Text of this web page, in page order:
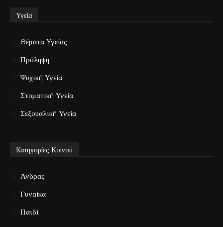
Υγεία
Θέματα Υγείας
Πρόληψη
Ψυχική Υγεία
Στοματική Υγεία
Σεξουαλική Υγεία
Κατηγορίες Κοινού
Άνδρας
Γυναίκα
Παιδί